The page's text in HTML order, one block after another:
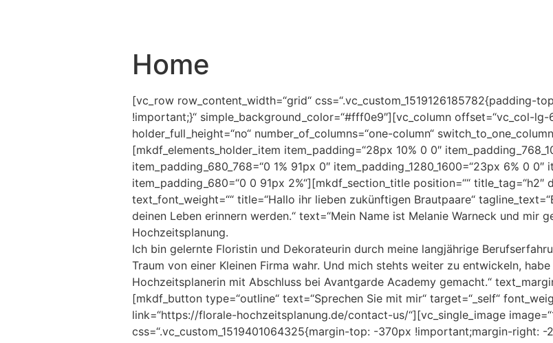
Home
[vc_row row_content_width=“grid“ css=“.vc_custom_1519126185782{padding-
!important;}“ simple_background_color=“#fff0e9″][vc_column offset=“vc_col-lg-
holder_full_height=“no“ number_of_columns=“one-column“
[mkdf_elements_holder_item item_padding=“28px 10% 0 0″
item_padding_680_768=“0 1% 91px 0″ item_padding_1280_1600=“23px 6% 0 0″
item_padding_680=“0 0 91px 2%“][mkdf_section_title position=““ title_tag=“h2″
text_font_weight=““ title=“Hallo ihr lieben zukünftigen Brautpaare“
deinen Leben erinnern werden.“ text=“Mein Name ist Melanie Warneck und mir
Hochzeitsplanung.
Ich bin gelernte Floristin und Dekorateurin durch meine langjährige
Traum von einer Kleinen Firma wahr. Und mich stehts weiter zu entwickeln,
Hochzeitsplanerin mit Abschluss bei Avantgarde Academy gemacht.“
[mkdf_button type=“outline“ text=“Sprechen Sie mit mir“ target=“_self“
link=“https://florale-hochzeitsplanung.de/contact-us/“][vc_single_image
css=“.vc_custom_1519401064325{margin-top: -370px !important;margin-right: